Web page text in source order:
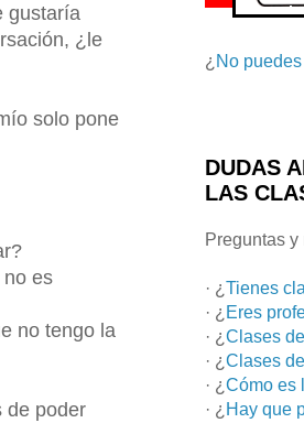
gustaría
¿le
solo pone
es
no tengo la
de poder
¿ No
DUDAS
LAS
Preguntas
· ¿ Tienes
· ¿ Eres
· ¿ Clases
· ¿ Clases
· ¿ Cómo es
· ¿ Hay que